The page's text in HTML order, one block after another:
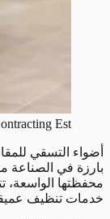
Est
أضواء التسقي
بارزة في
محفظتها
خدمات تنظيف